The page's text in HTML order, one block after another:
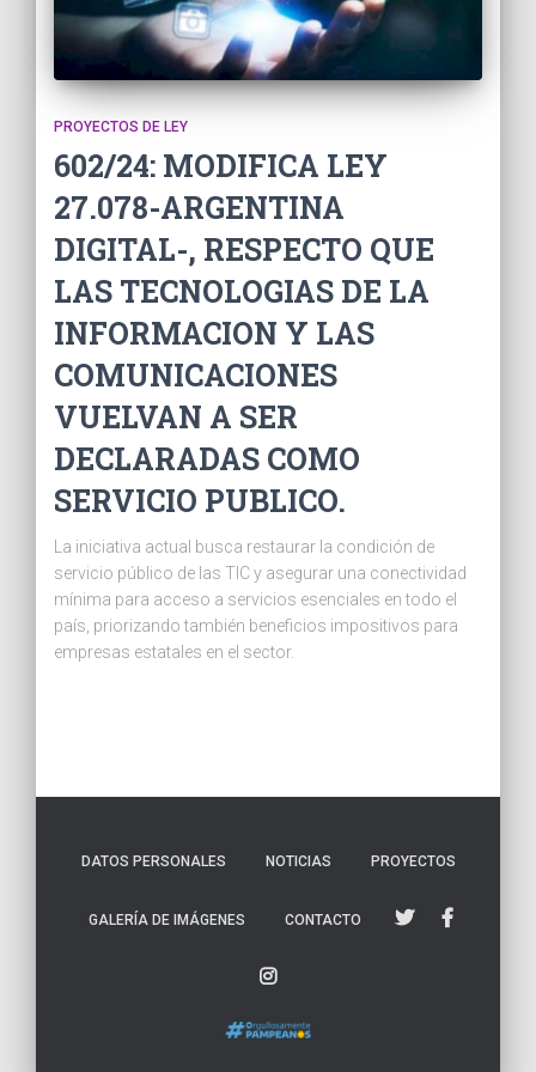
PROYECTOS DE LEY
602/24: MODIFICA LEY
27.078-ARGENTINA
DIGITAL-, RESPECTO QUE
LAS TECNOLOGIAS DE LA
INFORMACION Y LAS
COMUNICACIONES
VUELVAN A SER
DECLARADAS COMO
SERVICIO PUBLICO.
La iniciativa actual busca restaurar la condición de
servicio público de las TIC y asegurar una conectividad
mínima para acceso a servicios esenciales en todo el
país, priorizando también beneficios impositivos para
empresas estatales en el sector.
DATOS PERSONALES NOTICIAS PROYECTOS
GALERÍA DE IMÁGENES CONTACTO